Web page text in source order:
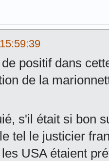
positif dans
de la
s'il était si bon
tel le justicier
USA étaient